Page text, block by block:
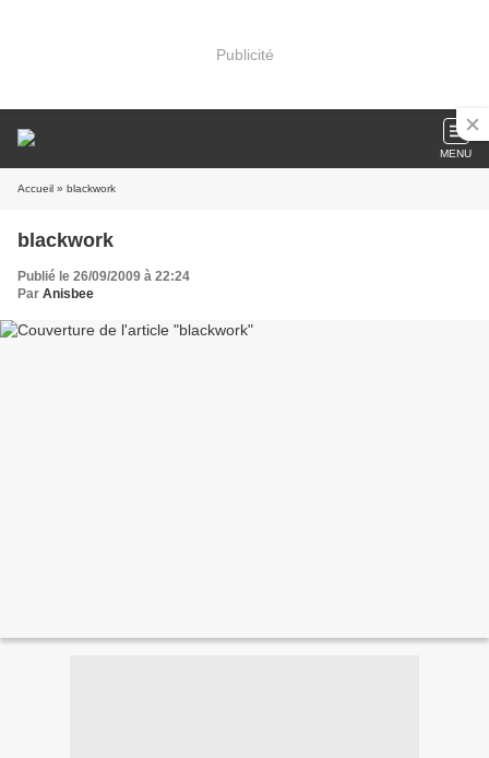
Publicité
MENU
Accueil » blackwork
blackwork
Publié le 26/09/2009 à 22:24
Par Anisbee